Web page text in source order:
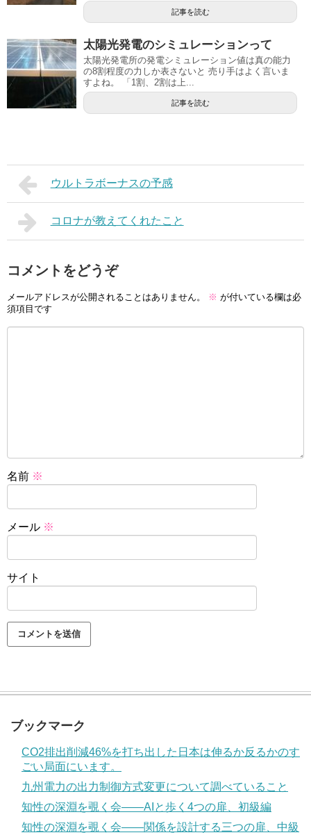
記事を読む
太陽光発電のシミュレーションって
太陽光発電所の発電シミュレーション値は真の能力
の8割程度の力しか表さないと 売り手はよく言いま
すよね。 「1割、2割は上...
記事を読む
ウルトラボーナスの予感
コロナが教えてくれたこと
コメントをどうぞ
メールアドレスが公開されることはありません。 ※ が付いている欄は必
須項目です
名前 ※
メール ※
サイト
ブックマーク
CO2排出削減46%を打ち出した日本は伸るか反るかのす
ごい局面にいます。
九州電力の出力制御方式変更について調べていること
知性の深淵を覗く会——AIと歩く4つの扉、初級編
知性の深淵を覗く会——関係を設計する三つの扉、中級